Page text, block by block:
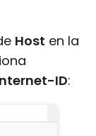
Host en la
ID: